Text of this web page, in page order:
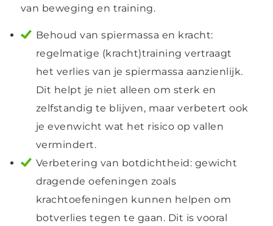
van beweging en training.
Behoud van spiermassa en kracht:
regelmatige (kracht)training vertraagt
het verlies van je spiermassa aanzienlijk.
Dit helpt je niet alleen om sterk en
zelfstandig te blijven, maar verbetert ook
je evenwicht wat het risico op vallen
vermindert.
Verbetering van botdichtheid: gewicht
dragende oefeningen zoals
krachtoefeningen kunnen helpen om
botverlies tegen te gaan. Dit is vooral